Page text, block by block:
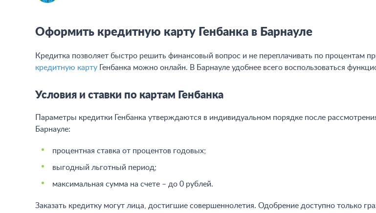
Оформить кредитную карту Генбанка в Барнауле
Кредитка позволяет быстро решить финансовый вопрос и не переплачивать по процентам
кредитную карту Генбанка можно онлайн. В Барнауле удобнее всего воспользоваться
Условия и ставки по картам Генбанка
Параметры кредитки Генбанка утверждаются в индивидуальном порядке после
Барнауле:
процентная ставка от процентов годовых;
выгодный льготный период;
максимальная сумма на счете – до 0 рублей.
Заказать кредитку могут лица, достигшие совершеннолетия. Одобрение доступно только